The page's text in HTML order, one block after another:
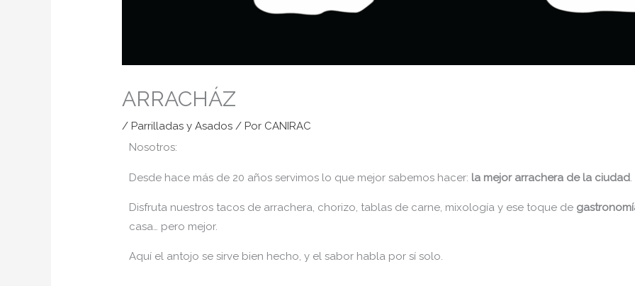
ARRACHÁZ
/ Parrilladas y Asados / Por CANIRAC
Nosotros:
Desde hace más de 20 años servimos lo que mejor sabemos hacer: la mejor arrachera de la ciudad.
Disfruta nuestros tacos de arrachera, chorizo, tablas de carne, mixología y ese toque de
casa… pero mejor.
Aquí el antojo se sirve bien hecho, y el sabor habla por sí solo.